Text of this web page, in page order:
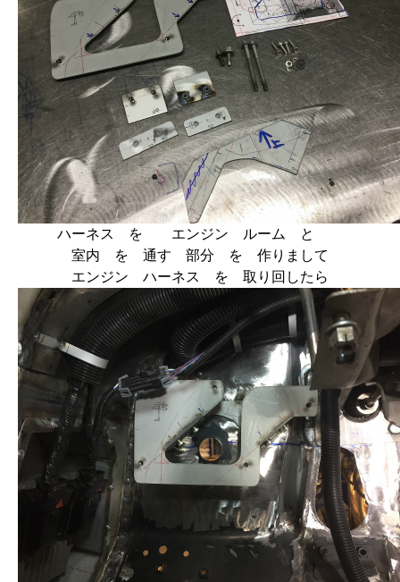
ハーネス を エンジン ルーム と
室内 を 通す 部分 を 作りまして
エンジン ハーネス を 取り回したら